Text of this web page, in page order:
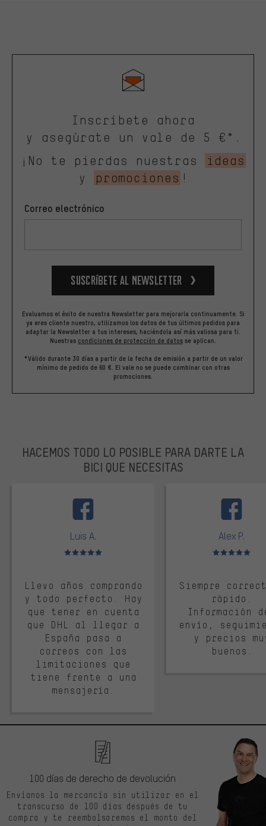
Inscríbete ahora
y asegúrate un vale de 5 €*.
¡No te pierdas nuestras
ideas
y
promociones !
Correo electrónico
Suscríbete al newsletter
Evaluamos el éxito de nuestra Newsletter para mejorarla continuamente. Si
ya eres cliente nuestro, utilizamos los datos de tus últimos pedidos para
adaptar la Newsletter a tus intereses, haciéndola así más valiosa para ti.
Nuestras condiciones de protección de datos se aplican.
*Válido durante 30 días a partir de la fecha de emisión a partir de un valor
mínimo de pedido de 60 €. El vale no se puede combinar con otras
promociones.
HACEMOS TODO LO POSIBLE PARA DARTE LA
BICI QUE NECESITAS
Luis A.
Valoración media: 5 de 5
Llevo años comprando
y todo perfecto. Hay
que tener en cuenta
que DHL al llegar a
España pasa a
correos con las
limitaciones que
tiene frente a una
mensajería.
Alex P.
Valoración
Siempre
rápido.
Información
envío,
y precios
buenos.
100 días de derecho de devolución
Envíanos la mercancía sin utilizar en el
transcurso de 100 días después de tu
compra y te reembolsaremos el monto del